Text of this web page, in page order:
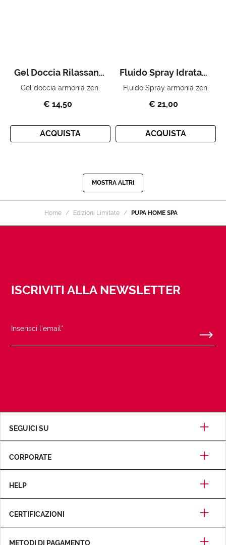
Gel Doccia Rilassante 300 ml
Gel doccia armonia zen.
€ 14,50
ACQUISTA
Fluido Spray Idratante 200 ml
Fluido Spray armonia zen.
€ 21,00
ACQUISTA
MOSTRA ALTRI
Home Edizioni Limitate PUPA HOME SPA
ISCRIVITI ALLA NEWSLETTER
SEGUICI SU
CORPORATE
HELP
CERTIFICAZIONI
METODI DI PAGAMENTO